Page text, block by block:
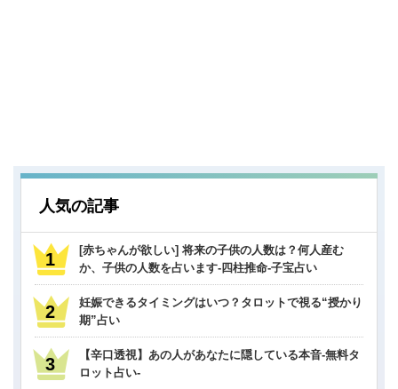
人気の記事
[赤ちゃんが欲しい] 将来の子供の人数は？何人産む
か、子供の人数を占います-四柱推命-子宝占い
妊娠できるタイミングはいつ？タロットで視る“授かり
期”占い
【辛口透視】あの人があなたに隠している本音-無料タ
ロット占い-